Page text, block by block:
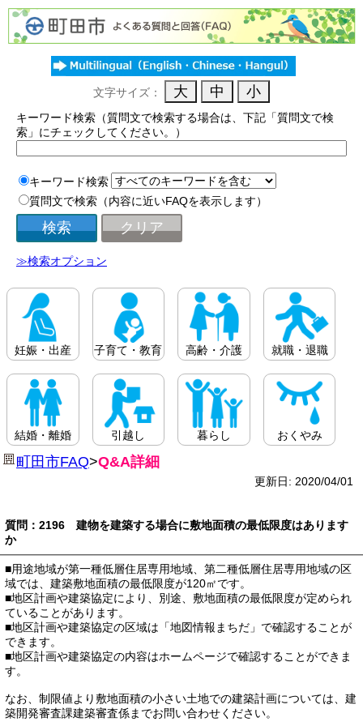
文字サイズ：
キーワード検索（質問文で検索する場合は、下記「質問文で検
索」にチェックしてください。）
キーワード検索
質問文で検索（内容に近いFAQを表示します）
≫検索オプション
妊娠・出産 子育て・教育 高齢・介護 就職・退職
結婚・離婚 引越し 暮らし おくやみ
町田市FAQ>Q&A詳細
更新日: 2020/04/01
質問：2196 建物を建築する場合に敷地面積の最低限度はあります
か
■用途地域が第一種低層住居専用地域、第二種低層住居専用地域の区
域では、建築敷地面積の最低限度が120㎡です。
■地区計画や建築協定により、別途、敷地面積の最低限度が定められ
ていることがあります。
■地区計画や建築協定の区域は「地図情報まちだ」で確認することが
できます。
■地区計画や建築協定の内容はホームページで確認することができま
す。
なお、制限値より敷地面積の小さい土地での建築計画については、建
築開発審査課建築審査係までお問い合わせください。